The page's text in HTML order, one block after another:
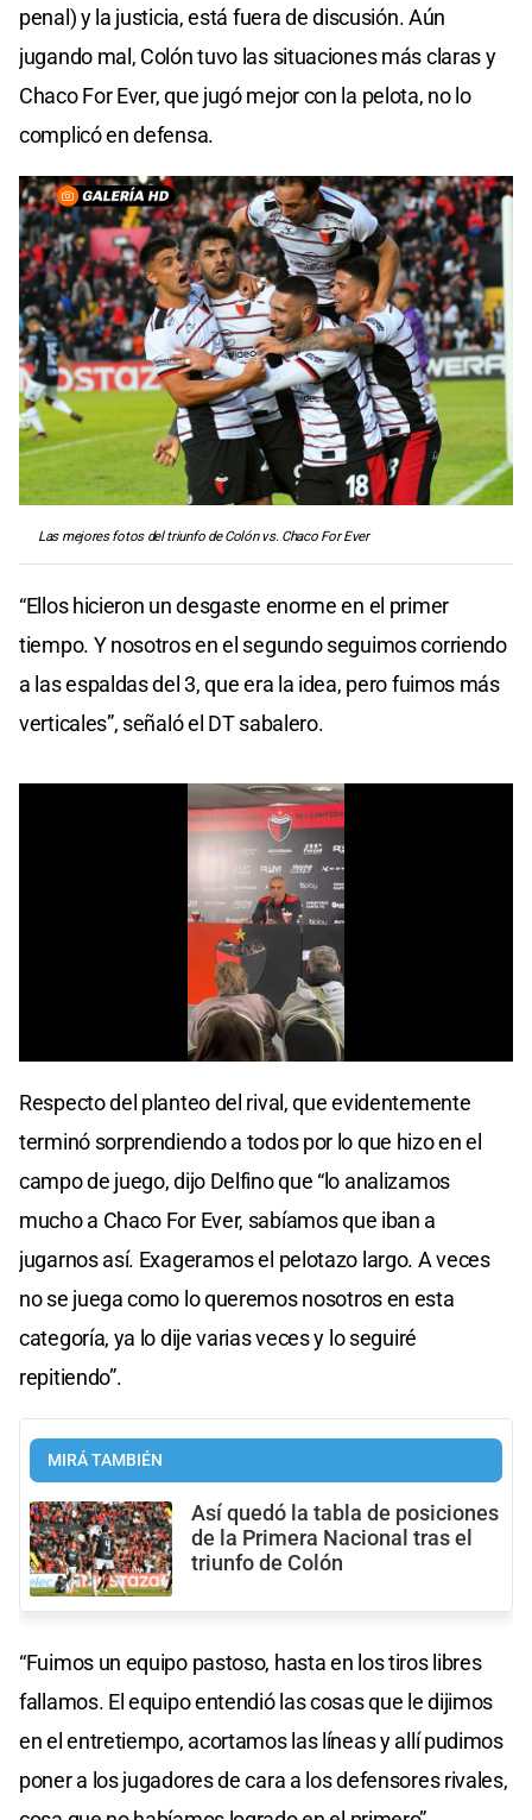
penal) y la justicia, está fuera de discusión. Aún
jugando mal, Colón tuvo las situaciones más claras y
Chaco For Ever, que jugó mejor con la pelota, no lo
complicó en defensa.
Las mejores fotos del triunfo de Colón vs. Chaco For Ever
“Ellos hicieron un desgaste enorme en el primer
tiempo. Y nosotros en el segundo seguimos corriendo
a las espaldas del 3, que era la idea, pero fuimos más
verticales”, señaló el DT sabalero.
of
seconds
Respecto del planteo del rival, que evidentemente
terminó sorprendiendo a todos por lo que hizo en el
campo de juego, dijo Delfino que “lo analizamos
mucho a Chaco For Ever, sabíamos que iban a
jugarnos así. Exageramos el pelotazo largo. A veces
no se juega como lo queremos nosotros en esta
categoría, ya lo dije varias veces y lo seguiré
repitiendo”.
MIRÁ TAMBIÉN
Así quedó la tabla de posiciones
de la Primera Nacional tras el
triunfo de Colón
“Fuimos un equipo pastoso, hasta en los tiros libres
fallamos. El equipo entendió las cosas que le dijimos
en el entretiempo, acortamos las líneas y allí pudimos
poner a los jugadores de cara a los defensores rivales,